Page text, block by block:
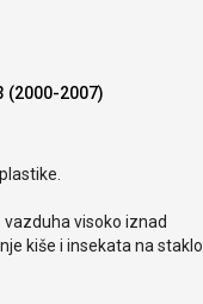
(2000-2007)
visoko iznad
kiše i insekata na staklo.